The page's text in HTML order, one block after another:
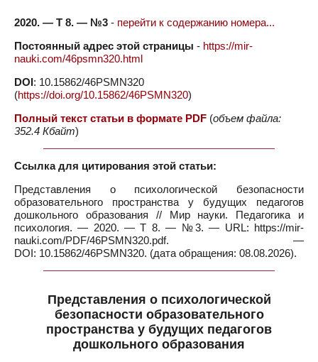
2020. — Т 8. — №3 - перейти к содержанию номера...
Постоянный адрес этой страницы - https://mir-
nauki.com/46psmn320.html
DOI: 10.15862/46PSMN320
(https://doi.org/10.15862/46PSMN320)
Полный текст статьи в формате PDF (объем файла:
352.4 Кбайт)
Ссылка для цитирования этой статьи:
Представления о психологической безопасности
образовательного пространства у будущих педагогов
дошкольного образования // Мир науки. Педагогика и
психология. — 2020. — Т 8. — №3. — URL: https://mir-
nauki.com/PDF/46PSMN320.pdf. —
DOI: 10.15862/46PSMN320. (дата обращения: 08.08.2026).
Представления о психологической
безопасности образовательного
пространства у будущих педагогов
дошкольного образования